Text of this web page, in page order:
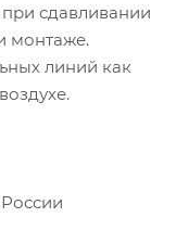
сдавливании
монтаже.
линий как